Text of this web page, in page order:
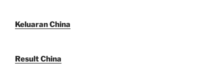
Keluaran China
Result China